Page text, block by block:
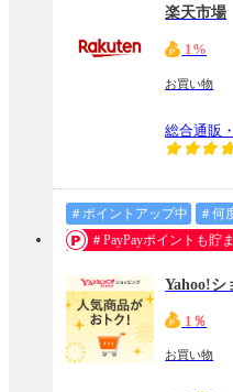
楽天市場
1%
お買い物
総合通販
＃ポイントアップ中 ＃何
＃PayPayポイントも貯
Yahoo!シ
1％
お買い物